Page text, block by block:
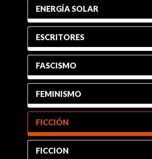
ENERGÍA SOLAR
ESCRITORES
FASCISMO
FEMINISMO
FICCIÓN
FICCION